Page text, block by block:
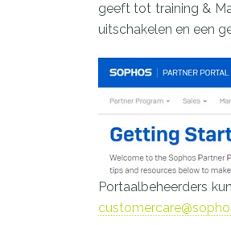
geeft tot training &
uitschakelen en een
Portaalbeheerders